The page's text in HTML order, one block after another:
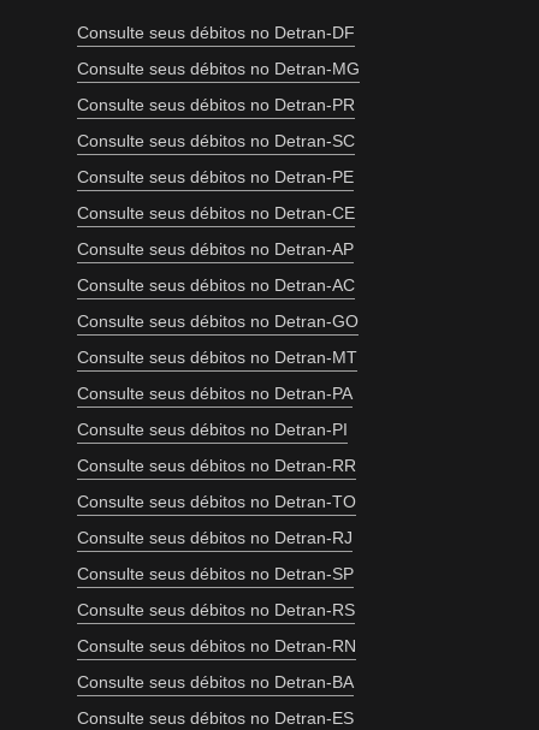
Consulte seus débitos no Detran-DF
Consulte seus débitos no Detran-MG
Consulte seus débitos no Detran-PR
Consulte seus débitos no Detran-SC
Consulte seus débitos no Detran-PE
Consulte seus débitos no Detran-CE
Consulte seus débitos no Detran-AP
Consulte seus débitos no Detran-AC
Consulte seus débitos no Detran-GO
Consulte seus débitos no Detran-MT
Consulte seus débitos no Detran-PA
Consulte seus débitos no Detran-PI
Consulte seus débitos no Detran-RR
Consulte seus débitos no Detran-TO
Consulte seus débitos no Detran-RJ
Consulte seus débitos no Detran-SP
Consulte seus débitos no Detran-RS
Consulte seus débitos no Detran-RN
Consulte seus débitos no Detran-BA
Consulte seus débitos no Detran-ES